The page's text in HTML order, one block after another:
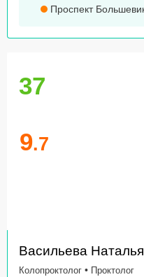
Проспект
37
9.7
Васильева
Колопроктолог • Проктолог